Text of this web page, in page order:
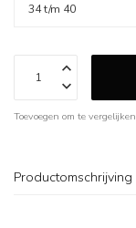
Toevoegen om te vergelijken
Productomschrijving